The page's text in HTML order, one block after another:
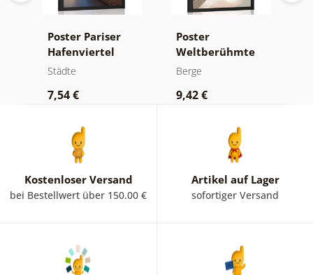
Poster Pariser
Hafenviertel
Städte
7,54 €
Poster
Weltberühmte
Chinesische
Berge
9,42 €
Kostenloser Versand
bei Bestellwert über 150.00 €
Artikel auf Lager
sofortiger Versand